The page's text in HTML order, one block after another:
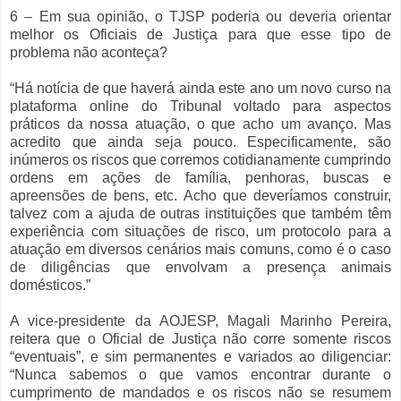
6 – Em sua opinião, o TJSP poderia ou deveria orientar
melhor os Oficiais de Justiça para que esse tipo de
problema não aconteça?
“Há notícia de que haverá ainda este ano um novo curso na
plataforma online do Tribunal voltado para aspectos
práticos da nossa atuação, o que acho um avanço. Mas
acredito que ainda seja pouco. Especificamente, são
inúmeros os riscos que corremos cotidianamente cumprindo
ordens em ações de família, penhoras, buscas e
apreensões de bens, etc. Acho que deveríamos construir,
talvez com a ajuda de outras instituições que também têm
experiência com situações de risco, um protocolo para a
atuação em diversos cenários mais comuns, como é o caso
de diligências que envolvam a presença animais
domésticos.”
A vice-presidente da AOJESP, Magali Marinho Pereira,
reitera que o Oficial de Justiça não corre somente riscos
“eventuais”, e sim permanentes e variados ao diligenciar:
“Nunca sabemos o que vamos encontrar durante o
cumprimento de mandados e os riscos não se resumem